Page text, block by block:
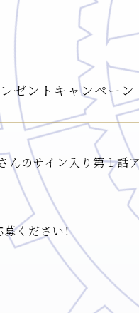
ゼントキャンペーン
んのサイン入り第１話
ください！